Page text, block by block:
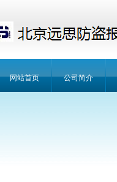
网站首页 公司简介